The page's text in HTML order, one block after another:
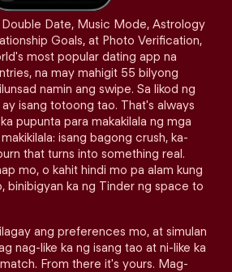
Date, Music Mode, Astrology
Goals, at Photo Verification,
most popular dating app na
na may mahigit 55 bilyong
namin ang swipe. Sa likod ng
isang totoong tao. That's always
pupunta para makakilala ng mga
isang bagong crush, ka-
that turns into something real.
mo, o kahit hindi mo pa alam kung
binibigyan ka ng Tinder ng space to
ang preferences mo, at simulan
nag-like ka ng isang tao at ni-like ka
From there it's yours. Mag-